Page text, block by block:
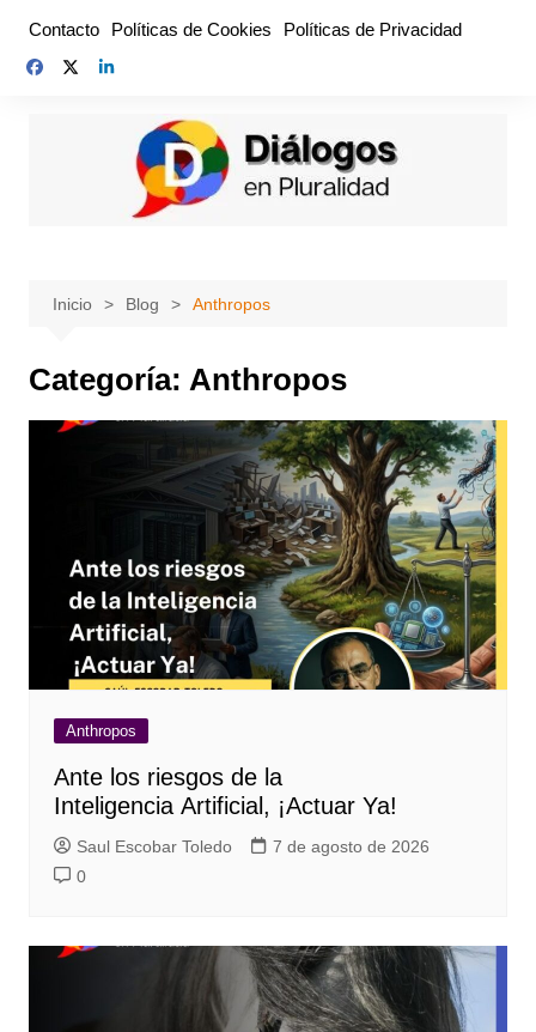
contenido
Contacto Políticas de Cookies Políticas de Privacidad
Inicio Blog Anthropos
Categoría: Anthropos
Anthropos
Ante los riesgos de la
Inteligencia Artificial, ¡Actuar Ya!
Saul Escobar Toledo
7 de agosto de 2026
0